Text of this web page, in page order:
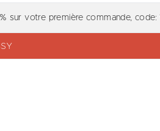
sur votre première commande, code: